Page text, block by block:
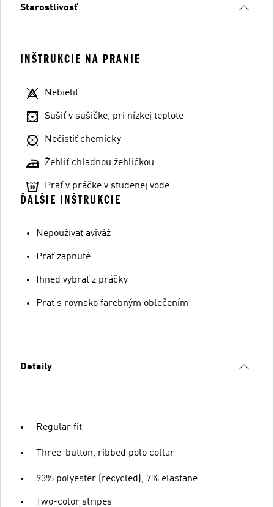
Starostlivosť
INŠTRUKCIE NA PRANIE
Nebieliť
Sušiť v sušičke, pri nízkej teplote
Nečistiť chemicky
Žehliť chladnou žehličkou
Prať v práčke v studenej vode
ĎALŠIE INŠTRUKCIE
Nepoužívať aviváž
Prať zapnuté
Ihneď vybrať z práčky
Prať s rovnako farebným oblečením
Detaily
Regular fit
Three-button, ribbed polo collar
93% polyester (recycled), 7% elastane
Two-color stripes